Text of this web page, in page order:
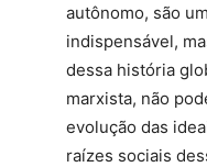
autônomo, são
indispensável,
dessa história
marxista, não
evolução das
raízes sociais